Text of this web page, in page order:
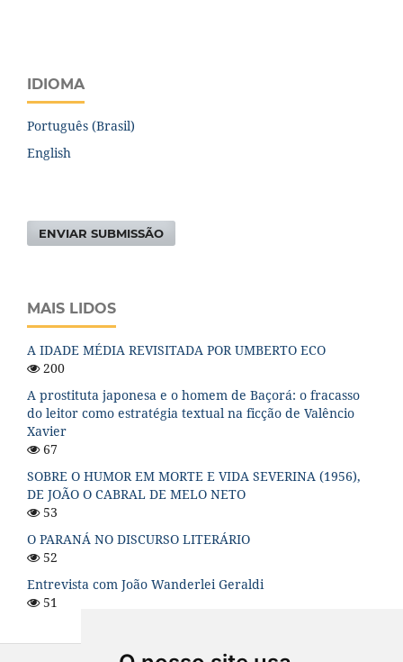
IDIOMA
Português (Brasil)
English
ENVIAR SUBMISSÃO
MAIS LIDOS
A IDADE MÉDIA REVISITADA POR UMBERTO ECO
200
A prostituta japonesa e o homem de Baçorá: o fracasso
do leitor como estratégia textual na ficção de Valêncio
Xavier
67
SOBRE O HUMOR EM MORTE E VIDA SEVERINA (1956),
DE JOÃO O CABRAL DE MELO NETO
53
O PARANÁ NO DISCURSO LITERÁRIO
52
Entrevista com João Wanderlei Geraldi
51